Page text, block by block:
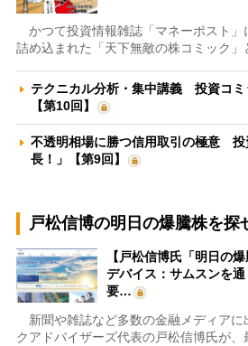
かつて投資情報雑誌「マネーポスト」
詰め込まれた「天下無敵の株コミック
テクニカル分析・集中講義 投資コミ
【第10回】
不透明相場に勝つ信用取引の極意 投
長！」【第9回】
戸松信博の明日の爆騰株を探
【戸松信博氏「明日の
デバイス：サムスンを
要…
新聞や雑誌など多数の金融メディアに
クアドバイザーズ代表の戸松信博氏が